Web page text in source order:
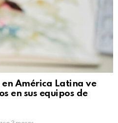
en América Latina ve
en sus equipos de